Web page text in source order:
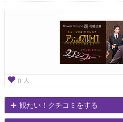
0 人
観たい！クチコミをする